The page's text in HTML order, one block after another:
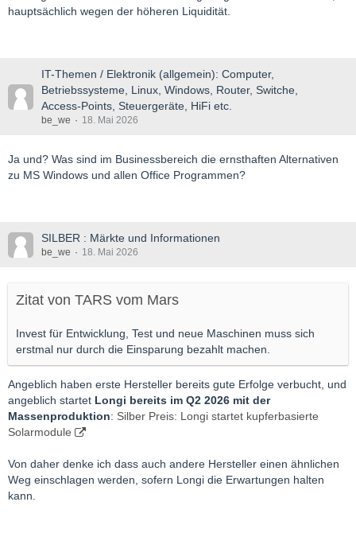
hauptsächlich wegen der höheren Liquidität.
IT-Themen / Elektronik (allgemein): Computer,
Betriebssysteme, Linux, Windows, Router, Switche,
Access-Points, Steuergeräte, HiFi etc.
be_we 18. Mai 2026
Ja und? Was sind im Businessbereich die ernsthaften Alternativen
zu MS Windows und allen Office Programmen?
SILBER : Märkte und Informationen
be_we 18. Mai 2026
Zitat von TARS vom Mars
Invest für Entwicklung, Test und neue Maschinen muss sich
erstmal nur durch die Einsparung bezahlt machen.
Angeblich haben erste Hersteller bereits gute Erfolge verbucht, und
angeblich startet Longi bereits im Q2 2026 mit der
Massenproduktion: Silber Preis: Longi startet kupferbasierte
Solarmodule
Von daher denke ich dass auch andere Hersteller einen ähnlichen
Weg einschlagen werden, sofern Longi die Erwartungen halten
kann.